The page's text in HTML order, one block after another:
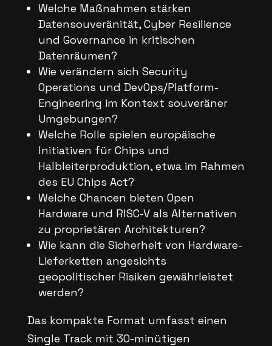
Welche Maßnahmen stärken
Datensouveränität, Cyber Resilience
und Governance in kritischen
Datenräumen?
Wie verändern sich Security
Operations und DevOps/Platform-
Engineering im Kontext souveräner
Umgebungen?
Welche Rolle spielen europäische
Initiativen für Chips und
Halbleiterproduktion, etwa im Rahmen
des EU Chips Act?
Welche Chancen bieten Open
Hardware und RISC-V als Alternativen
zu proprietären Architekturen?
Wie kann die Sicherheit von Hardware-
Lieferketten angesichts
geopolitischer Risiken gewährleistet
werden?
Das kompakte Format umfasst einen
Single Track mit 30-minütigen